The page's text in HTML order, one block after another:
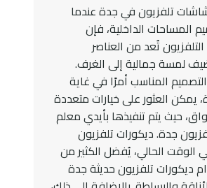
تلفزيون في جدة عندما
المساحات الداخلية، فإن
تُعد من العناصر
لمسة جمالية إلى الغرف.
التصميم المناسب أمرًا في غاية
يمكن العثور على خيارات متعددة
حيث يتم تنفيذها بأيدي معلم
جدة. ديكورات تلفزيون
الحالي، يُفضل الكثير من
ديكورات تلفزيون حديثة جدة